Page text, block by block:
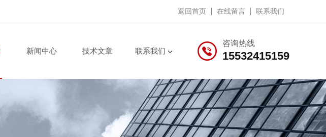
返回首页 在线留言 联系我们
咨询热线
15532415159
新闻中心 技术文章 联系我们